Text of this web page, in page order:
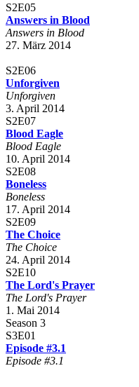
S2E05
Answers in Blood
Answers in Blood
27. März 2014
S2E06
Unforgiven
Unforgiven
3. April 2014
S2E07
Blood Eagle
Blood Eagle
10. April 2014
S2E08
Boneless
Boneless
17. April 2014
S2E09
The Choice
The Choice
24. April 2014
S2E10
The Lord's Prayer
The Lord's Prayer
1. Mai 2014
Season 3
S3E01
Episode #3.1
Episode #3.1